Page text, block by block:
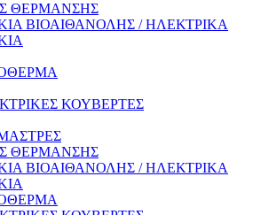
ΘΕΡΜΑΝΣΗΣ
ΒΙΟΑΙΘΑΝΟΛΗΣ / ΗΛΕΚΤΡΙΚΑ
ΚΟΥΒΕΡΤΕΣ
ΘΕΡΜΑΝΣΗΣ
ΒΙΟΑΙΘΑΝΟΛΗΣ / ΗΛΕΚΤΡΙΚΑ